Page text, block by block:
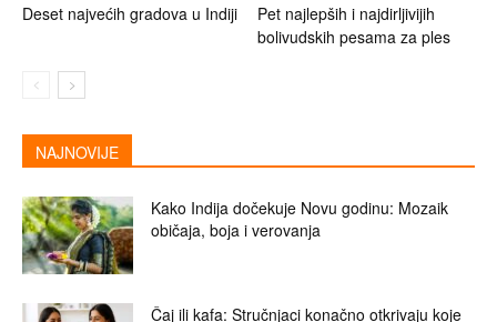
Deset najvećih gradova u Indiji
Pet najlepših i najdirljivijih
bolivudskih pesama za ples
NAJNOVIJE
Kako Indija dočekuje Novu godinu: Mozaik
običaja, boja i verovanja
Čaj ili kafa: Stručnjaci konačno otkrivaju koje